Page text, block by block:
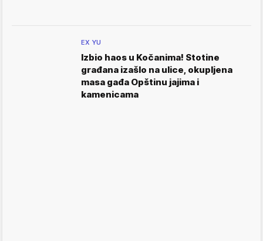
EX YU
Izbio haos u Kočanima! Stotine
građana izašlo na ulice, okupljena
masa gađa Opštinu jajima i
kamenicama